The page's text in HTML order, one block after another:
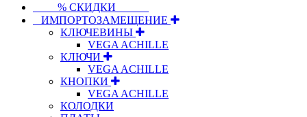
⠀⠀⠀% СКИДКИ⠀⠀⠀⠀
⠀ИМПОРТОЗАМЕЩЕНИЕ
КЛЮЧЕВИНЫ
VEGA ACHILLE
КЛЮЧИ
VEGA ACHILLE
КНОПКИ
VEGA ACHILLE
КОЛОДКИ